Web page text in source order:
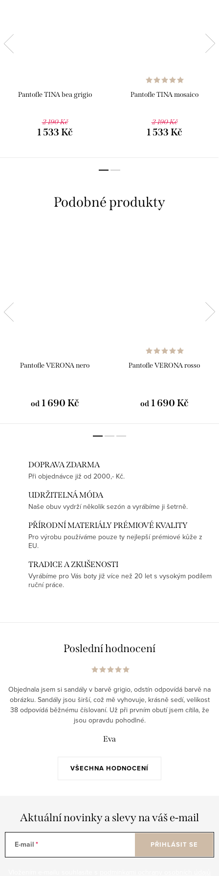
Pantofle TINA bea grigio
2 190 Kč
1 533 Kč
Pantofle TINA mosaico
2 190 Kč
1 533 Kč
Pantofle VERONA nero
od1 690 Kč
Pantofle VERONA rosso
od1 690 Kč
DOPRAVA ZDARMA
Při objednávce již od 2000,- Kč.
UDRŽITELNÁ MÓDA
Naše obuv vydrží několik sezón a vyrábíme ji šetrně.
PŘÍRODNÍ MATERIÁLY PRÉMIOVÉ KVALITY
Pro výrobu používáme pouze ty nejlepší prémiové kůže z
EU.
TRADICE A ZKUŠENOSTI
Vyrábíme pro Vás boty již více než 20 let s vysokým podílem
ruční práce.
Poslední hodnocení
VŠECHNA HODNOCENÍ
Objednala jsem si sandály v barvě grigio, odstín odpovídá barvě na
obrázku. Sandály jsou širší, což mě vyhovuje, krásně sedí, velikost
38 odpovídá běžnému číslovaní. Už při prvním obutí jsem cítila, že
jsou opravdu pohodlné.
Eva
Aktuální novinky a slevy na váš e-mail
E-mail PŘIHLÁSIT SE